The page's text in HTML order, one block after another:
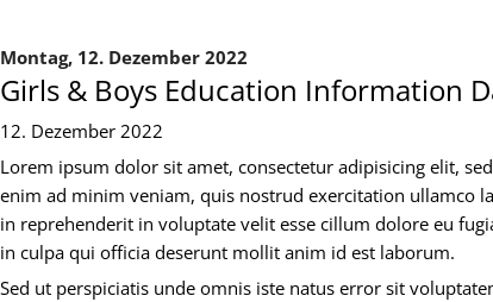
Montag, 12. Dezember 2022
Girls & Boys Education Information
12. Dezember 2022
Lorem ipsum dolor sit amet, consectetur adipisicing elit,
enim ad minim veniam, quis nostrud exercitation ullamco
in reprehenderit in voluptate velit esse cillum dolore eu
in culpa qui officia deserunt mollit anim id est laborum.
Sed ut perspiciatis unde omnis iste natus error sit